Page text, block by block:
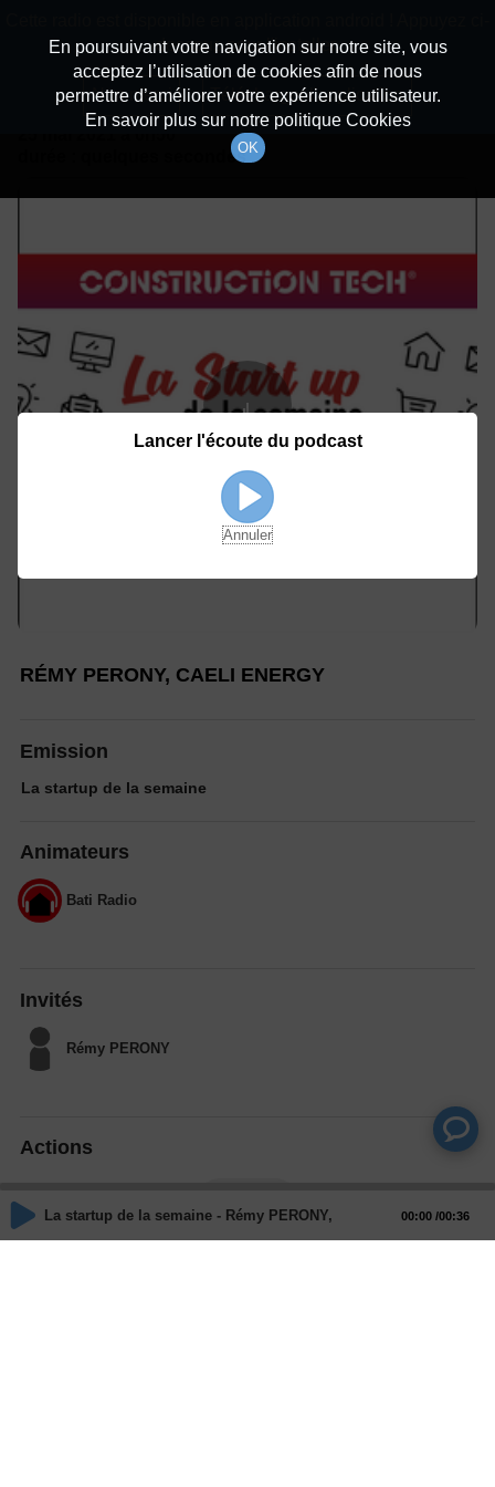
Détails De L'épisode
à 6h50
durée : quelques secondes
RÉMY PERONY, CAELI ENERGY
Emission
La startup de la semaine
Animateurs
Bati Radio
Invités
Rémy PERONY
Actions
La startup de la semaine - Rémy PERONY, CAELI ENERGY
00:00 00:36
En poursuivant votre navigation sur notre site, vous
acceptez l’utilisation de cookies afin de nous
permettre d’améliorer votre expérience utilisateur.
En savoir plus sur notre politique Cookies
OK
dessous pour l'installer.
Non merci Télécharger l'application
Lancer l'écoute du podcast
Annuler